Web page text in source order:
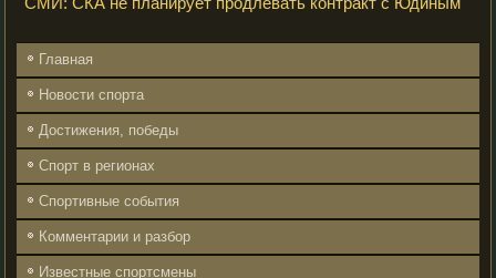
Главная
Новости спорта
Достижения, победы
Спорт в регионах
Спортивные события
Комментарии и разбор
Известные спортсмены